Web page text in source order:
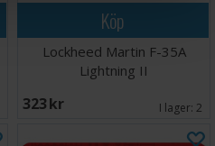
Köp
Lockheed Martin F-35A
Lightning II
323 SEK I lager: 2